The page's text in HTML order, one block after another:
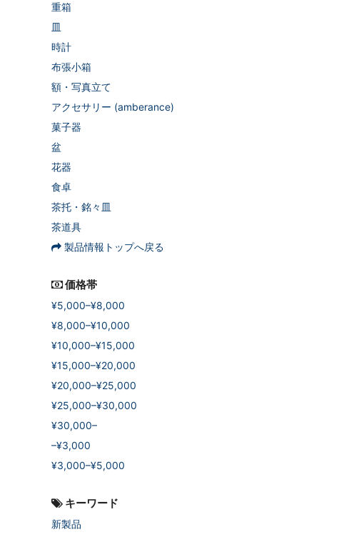
重箱
皿
時計
布張小箱
額・写真立て
アクセサリー (amberance)
菓子器
盆
花器
食卓
茶托・銘々皿
茶道具
製品情報トップへ戻る
価格帯
¥5,000–¥8,000
¥8,000–¥10,000
¥10,000–¥15,000
¥15,000–¥20,000
¥20,000–¥25,000
¥25,000–¥30,000
¥30,000–
–¥3,000
¥3,000–¥5,000
キーワード
新製品